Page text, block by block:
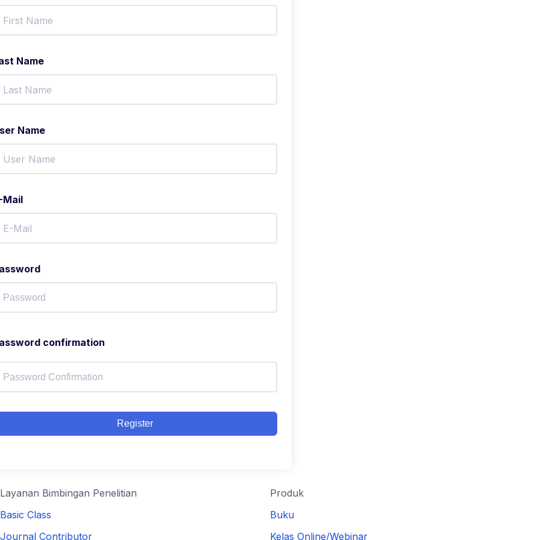
Name
Name
Mail
confirmation
Register
Layanan Bimbingan Penelitian
Basic Class
Journal Contributor
Produk
Buku
Kelas Online/Webinar